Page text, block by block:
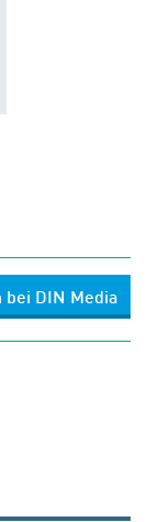
bei DIN Media